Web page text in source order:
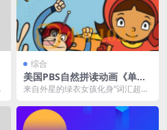
综合
美国PBS自然拼读动画《单词
女孩 Word Girl (1-8季) 》
来自外星的绿衣女孩化身“词汇超
改变世界，连续15...